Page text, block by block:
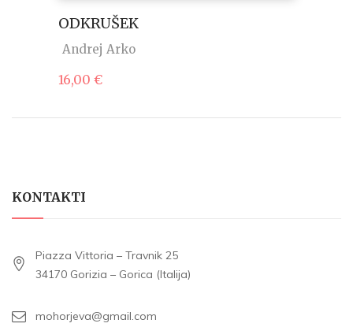
ODKRUŠEK
Andrej Arko
16,00 €
KONTAKTI
Piazza Vittoria – Travnik 25
34170 Gorizia – Gorica (Italija)
mohorjeva@gmail.com